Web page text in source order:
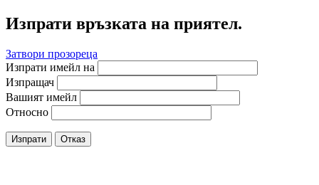
Изпрати връзката на приятел.
Затвори прозореца
Изпрати имейл на
Изпращач
Вашият имейл
Относно
Изпрати Отказ